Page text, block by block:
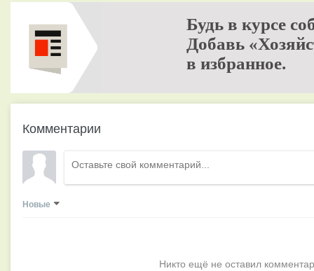
Будь в курсе
Добавь
в избранное.
Комментарии
Новые
Никто ещё не оставил